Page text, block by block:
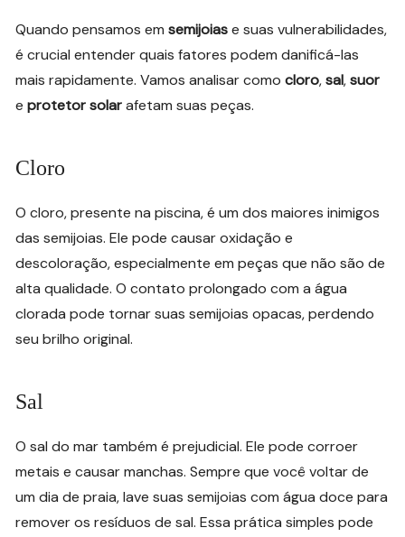
Quando pensamos emsemijoiase suas vulnerabilidades,
é crucial entender quais fatores podem danificá-las
mais rapidamente. Vamos analisar comocloro,sal,suor
eprotetor solarafetam suas peças.
Cloro
O cloro, presente na piscina, é um dos maiores inimigos
das semijoias. Ele pode causar oxidação e
descoloração, especialmente em peças que não são de
alta qualidade. O contato prolongado com a água
clorada pode tornar suas semijoias opacas, perdendo
seu brilho original.
Sal
O sal do mar também é prejudicial. Ele pode corroer
metais e causar manchas. Sempre que você voltar de
um dia de praia, lave suas semijoias com água doce para
remover os resíduos de sal. Essa prática simples pode